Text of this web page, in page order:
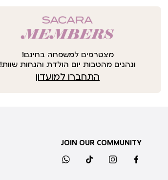
מצטרפים למשפחה בחינם!
ונהנים מהטבות יום הולדת והנחות שוות!
התחברו למועדון
JOIN OUR COMMUNITY
facebook
instagram
tiktok
whatsapp